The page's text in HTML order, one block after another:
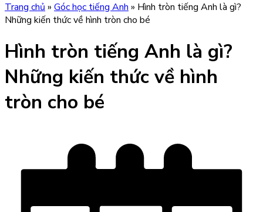
Trang chủ » Góc học tiếng Anh » Hình tròn tiếng Anh là gì?
Những kiến thức về hình tròn cho bé
Hình tròn tiếng Anh là gì?
Những kiến thức về hình
tròn cho bé